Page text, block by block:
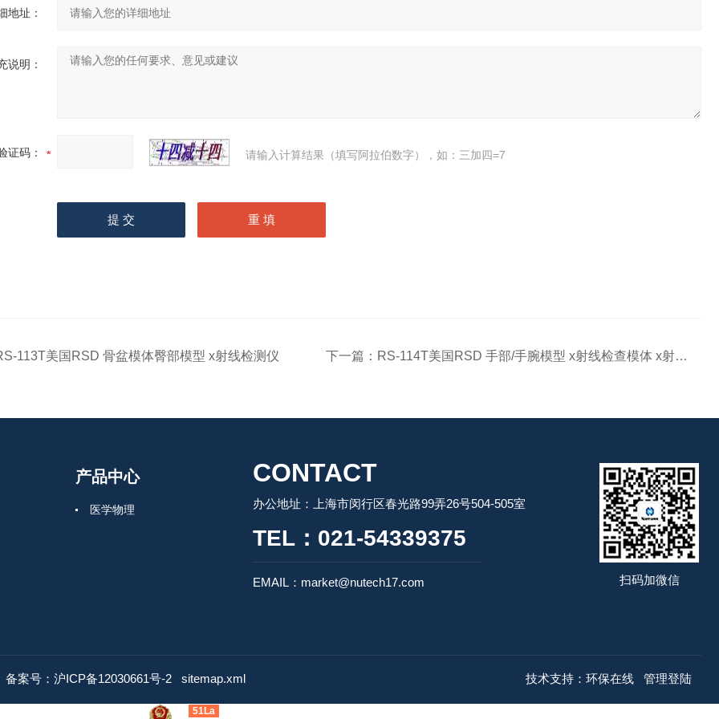
地址：
说明：
证码： 请输入计算结果（填写阿拉伯数字），如：三加四=7
113T美国RSD 骨盆模体臀部模型 x射线检测仪 下一篇： RS-114T美国RSD 手部/手腕模型 x射线检查模体 x射线检测仪
产品中心
医学物理
CONTACT
办公地址：上海市闵行区春光路99弄26号504-505室
TEL：021-54339375
EMAIL：market@nutech17.com 扫码加微信
备案号：沪ICP备12030661号-2 sitemap.xml 技术支持： 环保在线 管理登陆
51La